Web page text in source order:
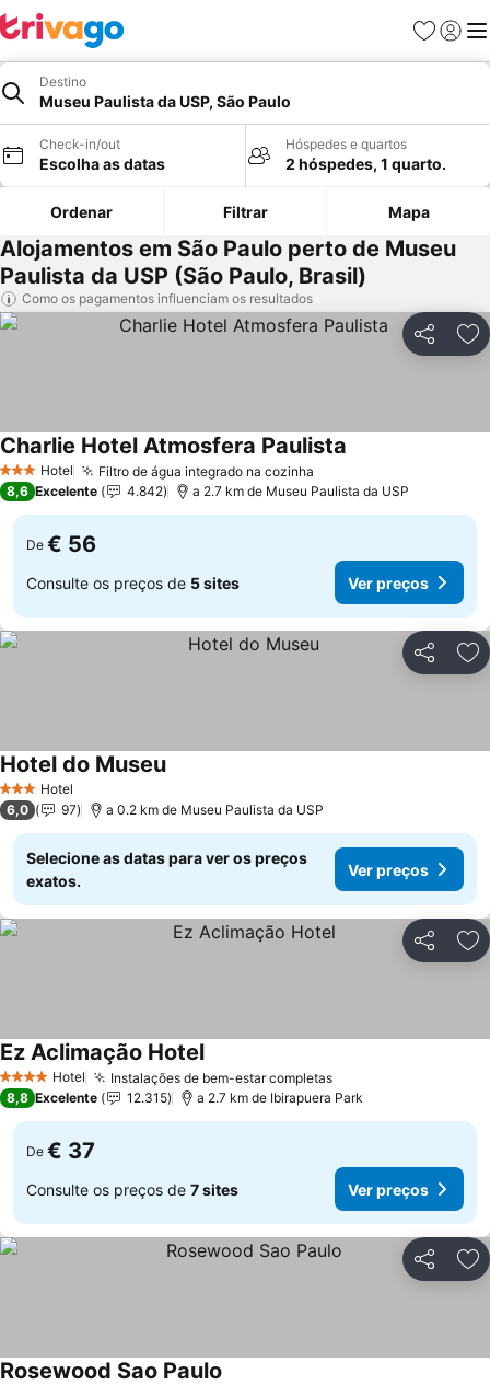
Favoritos
Iniciar
Destino
Museu Paulista da USP, São Paulo
Check-in/out
Escolha as datas
Hóspedes e quartos
2 hóspedes, 1 quarto.
Ordenar Filtrar Mapa
Alojamentos em São Paulo perto de Museu
Paulista da USP (São Paulo, Brasil)
Como os pagamentos influenciam os resultados
Partilhar
3 EstrelasHotel Filtro de água integrado na cozinha
Charlie Hotel Atmosfera Paulista
8,6 Excelente 4.842 a 2.7 km de Museu Paulista da USP
De € 56
Consulte os preços de 5 sites Ver preços
Partilhar
3 EstrelasHotel
Hotel do MuseuVer preços
6,0 97 a 0.2 km de Museu Paulista da USP
Selecione as datas para ver os preços
exatos.
Ver preços
Partilhar
4 EstrelasHotel Instalações de bem-estar completasVer preços
Ez Aclimação HotelVer preços
8,8 Excelente 12.315 a 2.7 km de Ibirapuera Park
De € 37
Consulte os preços de 7 sites Ver preços
Partilhar
Rosewood Sao Paulo